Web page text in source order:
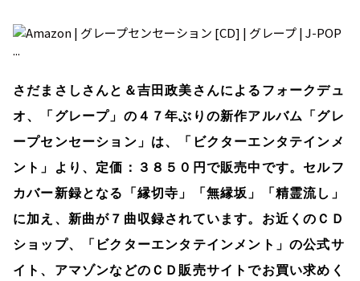
さだまさしさんと＆吉田政美さんによるフォークデュ
オ、「グレープ」の４７年ぶりの新作アルバム「グレ
ープセンセーション」は、「ビクターエンタテインメ
ント」より、定価：３８５０円で販売中です。セルフ
カバー新録となる「縁切寺」「無縁坂」「精霊流し」
に加え、新曲が７曲収録されています。お近くのＣＤ
ショップ、「ビクターエンタテインメント」の公式サ
イト、アマゾンなどのＣＤ販売サイトでお買い求めく